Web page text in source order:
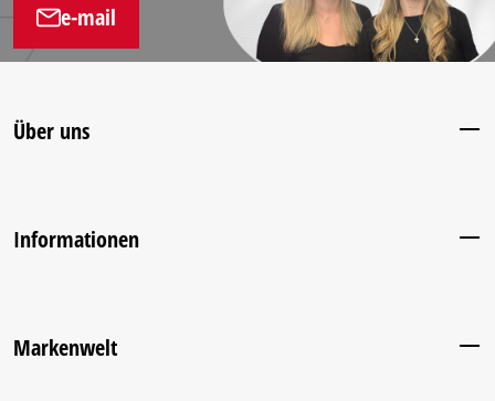
e-mail
Über uns
Informationen
Markenwelt